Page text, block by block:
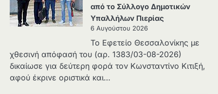
από το Σύλλογο Δημοτικών
Υπαλλήλων Πιερίας
6 Αυγούστου 2026
Το Εφετείο Θεσσαλονίκης με
χθεσινή απόφασή του (αρ. 1383/03-08-2026)
δικαίωσε για δεύτερη φορά τον Κωνσταντίνο Κιτιξή,
αφού έκρινε οριστικά και…